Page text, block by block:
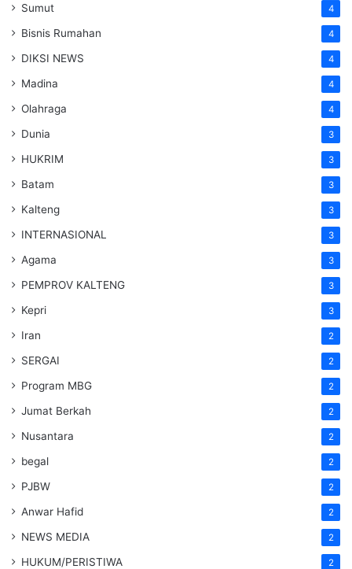
Sumut 4
Bisnis Rumahan 4
DIKSI NEWS 4
Madina 4
Olahraga 4
Dunia 3
HUKRIM 3
Batam 3
Kalteng 3
INTERNASIONAL 3
Agama 3
PEMPROV KALTENG 3
Kepri 3
Iran 2
SERGAI 2
Program MBG 2
Jumat Berkah 2
Nusantara 2
begal 2
PJBW 2
Anwar Hafid 2
NEWS MEDIA 2
HUKUM/PERISTIWA 2